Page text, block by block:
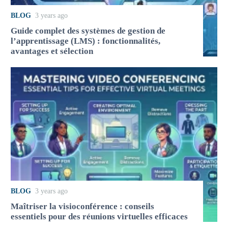
BLOG 3 years ago
Guide complet des systèmes de gestion de
l’apprentissage (LMS) : fonctionnalités,
avantages et sélection
BLOG 3 years ago
Maîtriser la visioconférence : conseils
essentiels pour des réunions virtuelles efficaces